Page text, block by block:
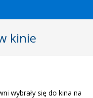
kinie
wybrały się do kina na